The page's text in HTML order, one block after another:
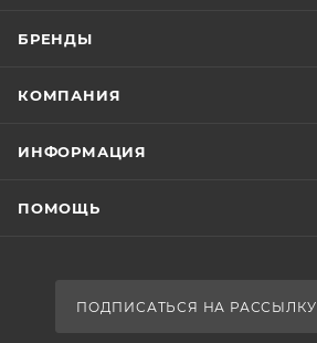
БРЕНДЫ
КОМПАНИЯ
ИНФОРМАЦИЯ
ПОМОЩЬ
ПОДПИСАТЬСЯ НА РАССЫЛКУ